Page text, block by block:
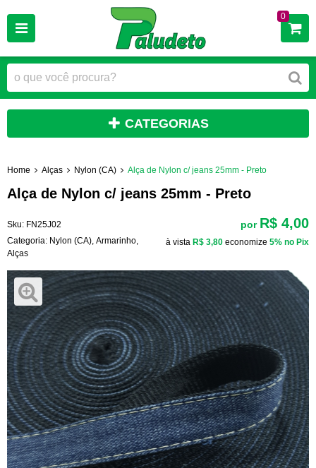
0
CATEGORIAS
Home Alças Nylon (CA) Alça de Nylon c/ jeans 25mm - Preto
Alça de Nylon c/ jeans 25mm - Preto
Sku: FN25J02
Categoria: Nylon (CA) Armarinho
Alças
por R$ 4,00
à vista R$ 3,80 economize 5% no Pix